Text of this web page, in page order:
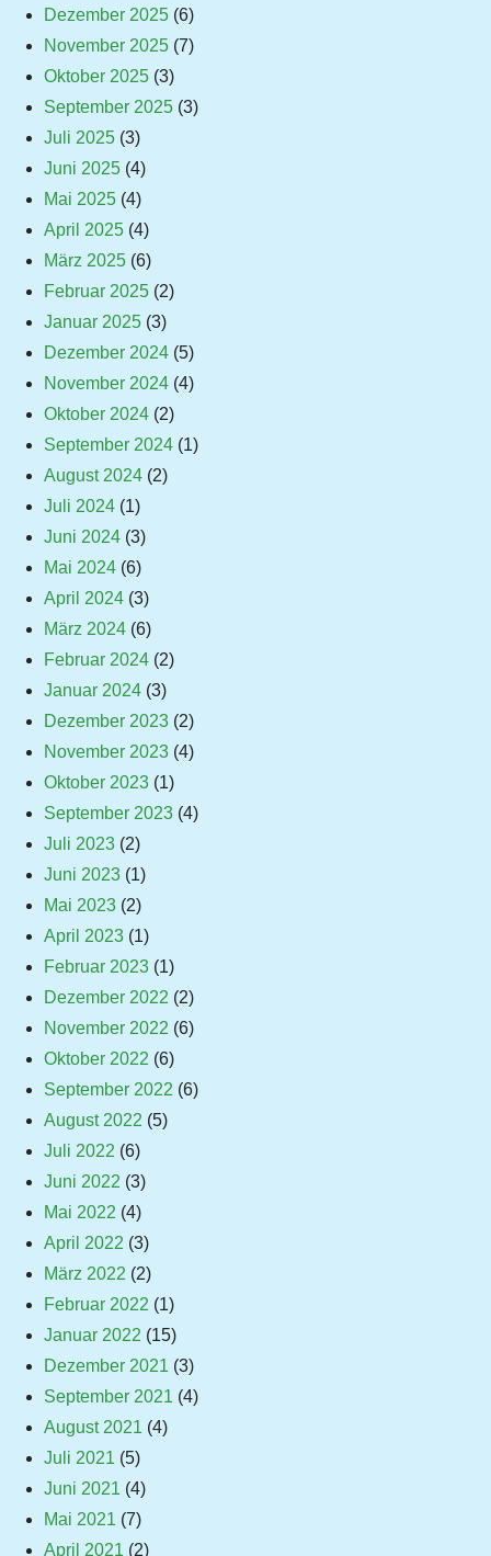
Dezember 2025 (6)
November 2025 (7)
Oktober 2025 (3)
September 2025 (3)
Juli 2025 (3)
Juni 2025 (4)
Mai 2025 (4)
April 2025 (4)
März 2025 (6)
Februar 2025 (2)
Januar 2025 (3)
Dezember 2024 (5)
November 2024 (4)
Oktober 2024 (2)
September 2024 (1)
August 2024 (2)
Juli 2024 (1)
Juni 2024 (3)
Mai 2024 (6)
April 2024 (3)
März 2024 (6)
Februar 2024 (2)
Januar 2024 (3)
Dezember 2023 (2)
November 2023 (4)
Oktober 2023 (1)
September 2023 (4)
Juli 2023 (2)
Juni 2023 (1)
Mai 2023 (2)
April 2023 (1)
Februar 2023 (1)
Dezember 2022 (2)
November 2022 (6)
Oktober 2022 (6)
September 2022 (6)
August 2022 (5)
Juli 2022 (6)
Juni 2022 (3)
Mai 2022 (4)
April 2022 (3)
März 2022 (2)
Februar 2022 (1)
Januar 2022 (15)
Dezember 2021 (3)
September 2021 (4)
August 2021 (4)
Juli 2021 (5)
Juni 2021 (4)
Mai 2021 (7)
April 2021 (2)